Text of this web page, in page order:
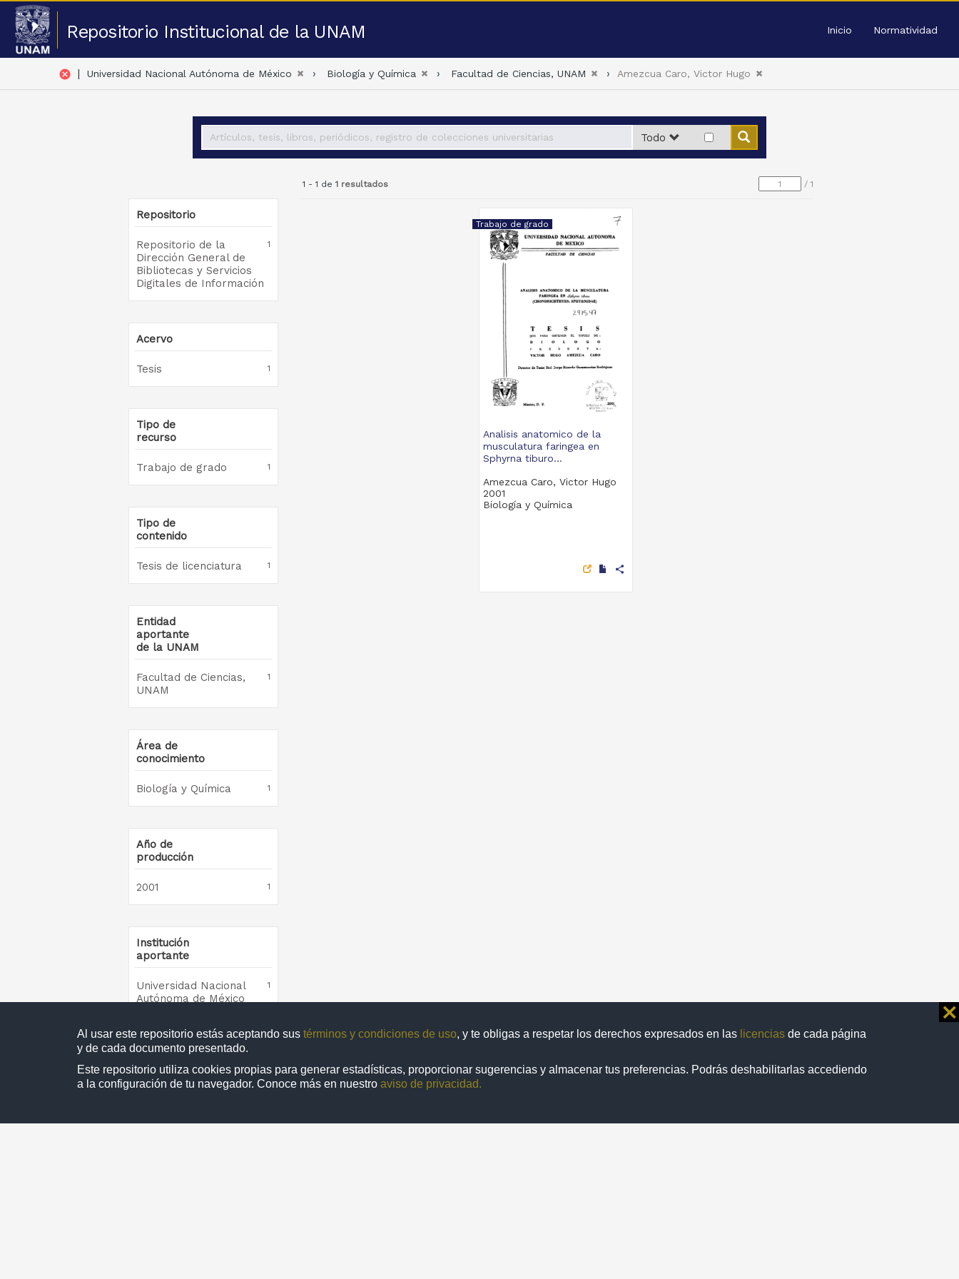
Al usar este repositorio estás aceptando sus términos y condiciones de uso, y te obligas a respetar los derechos expresados en las licenciasde cada página
y de cada documento presentado.
Este repositorio utiliza cookies propias para generar estadísticas, proporcionar sugerencias y almacenar tus preferencias. Podrás deshabilitarlas accediendo
a la configuración de tu navegador. Conoce más en nuestro aviso de privacidad.
⨯
Repositorio Institucional de la UNAM Inicio Normatividad
Todo
cancel | Universidad Nacional Autónoma de México Biología y Química Facultad de Ciencias, UNAM Amezcua Caro, Victor Hugo
Repositorio
Repositorio de la
Dirección General de
Bibliotecas y Servicios
Digitales de Información
1
Acervo
Tesis 1
Tipo de
recurso
Trabajo de grado 1
Tipo de
contenido
Tesis de licenciatura 1
Entidad
aportante
de la UNAM
Facultad de Ciencias,
UNAM
1
Área de
conocimiento
Biología y Química 1
Año de
producción
2001 1
Institución
aportante
Universidad Nacional
Autónoma de México
1
Colección
TESIUNAM 1
1 - 1 de1 resultados / 1
Trabajo de grado
Analisis anatomico de la
musculatura faringea en
Sphyrna tiburo...
Amezcua Caro, Victor Hugo
2001
Biología y Química
share